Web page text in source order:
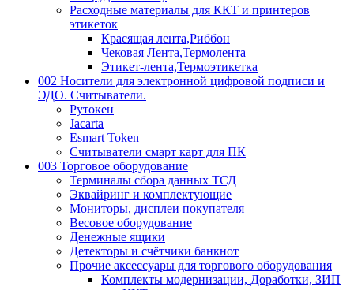
Расходные материалы для ККТ и принтеров
этикеток
Красящая лента,Риббон
Чековая Лента,Термолента
Этикет-лента,Термоэтикетка
002 Носители для электронной цифровой подписи и
ЭДО. Считыватели.
Рутокен
Jacarta
Esmart Token
Считыватели смарт карт для ПК
003 Торговое оборудование
Терминалы сбора данных ТСД
Эквайринг и комплектующие
Мониторы, дисплеи покупателя
Весовое оборудование
Денежные ящики
Детекторы и счётчики банкнот
Прочие аксессуары для торгового оборудования
Комплекты модернизации, Доработки, ЗИП